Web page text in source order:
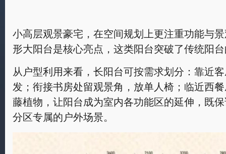
小高层观景豪宅，在空间规划上更注重功能与
形大阳台是核心亮点，这类阳台突破了传统阳
从户型利用来看，长阳台可按需求划分：靠近
发；衔接书房处留观景角，放单人椅；临近西
藤植物，让阳台成为室内各功能区的延伸，既
分区专属的户外场景。